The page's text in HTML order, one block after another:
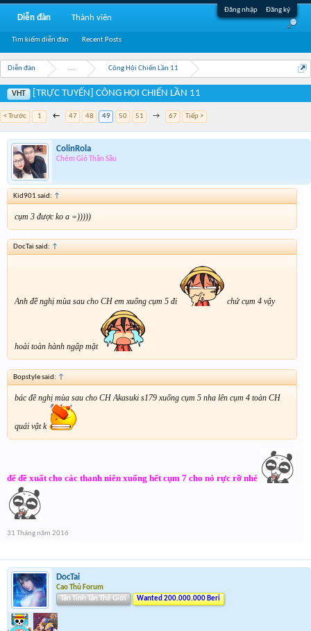
Đăng nhập Đăng ký
Diễn đàn ... Công Hội Chiến Lần 11
VHT [TRỰC TUYẾN] CÔNG HỘI CHIẾN LẦN 11
< Trước 1 ← 47 48 49 50 51 → 67 Tiếp >
ColinRola
Chém Gió Thần Sầu
Kid901 said: ↑
cụm 3 được ko a =)))))
DocTai said: ↑
Anh đề nghị mùa sau cho CH em xuống cụm 5 đi chứ cụm 4 vậy
hoài toàn hành ngập mặt
Bopstyle said: ↑
bác đề nghị mùa sau cho CH Akasuki s179 xuống cụm 5 nha lên cụm 4 toàn CH
quái vật k
để đề xuất cho các thanh niên xuống hết cụm 7 cho nó rực rỡ nhé
31 Tháng năm 2016
DocTai
Cao Thủ Forum
Tân Tinh Tân Thế Giới
Wanted 200.000.000 Beri
Diễn đàn
Tìm kiếm diễn đàn Recent Posts
Thành viên